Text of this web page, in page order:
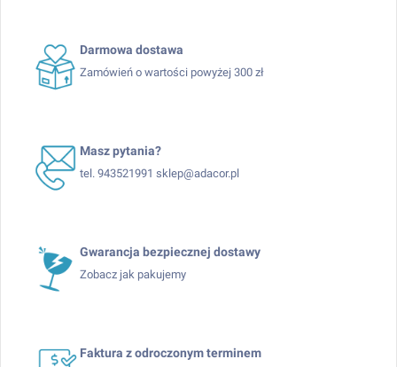
Darmowa dostawa
Zamówień o wartości powyżej 300 zł
Masz pytania?
tel. 943521991 sklep@adacor.pl
Gwarancja bezpiecznej dostawy
Zobacz jak pakujemy
Faktura z odroczonym terminem